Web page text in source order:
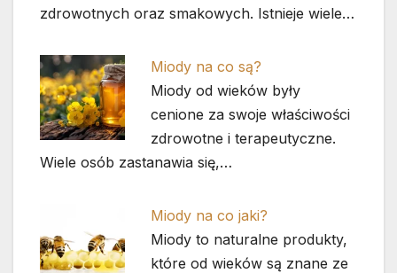
zdrowotnych oraz smakowych. Istnieje wiele…
Miody na co są?
Miody od wieków były
cenione za swoje właściwości
zdrowotne i terapeutyczne.
Wiele osób zastanawia się,…
Miody na co jaki?
Miody to naturalne produkty,
które od wieków są znane ze